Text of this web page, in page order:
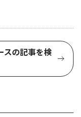
スの記事を検